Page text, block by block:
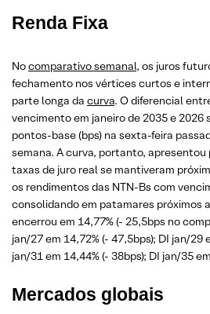
Renda Fixa
Nocomparativo semanal, os juros
fechamento nos vértices curtos e
parte longa da curva. O diferencial
vencimento em janeiro de 2035 e 2026
pontos-base (bps) na sexta-feira
semana. A curva, portanto, apresentou
taxas de juro real se mantiveram
os rendimentos das NTN-Bs com
consolidando em patamares próximos
encerrou em 14,77% (- 25,5bps no
jan/27 em 14,72% (- 47,5bps); DI jan/29
jan/31 em 14,44% (- 38bps); DI jan/35
Mercados globais